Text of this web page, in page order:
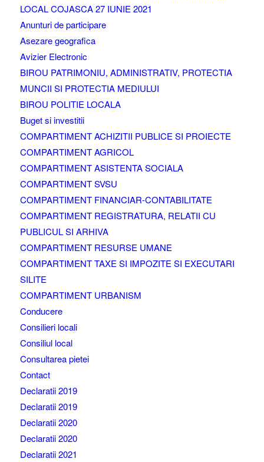
LOCAL COJASCA 27 IUNIE 2021
Anunturi de participare
Asezare geografica
Avizier Electronic
BIROU PATRIMONIU, ADMINISTRATIV, PROTECTIA
MUNCII SI PROTECTIA MEDIULUI
BIROU POLITIE LOCALA
Buget si investitii
COMPARTIMENT ACHIZITII PUBLICE SI PROIECTE
COMPARTIMENT AGRICOL
COMPARTIMENT ASISTENTA SOCIALA
COMPARTIMENT SVSU
COMPARTIMENT FINANCIAR-CONTABILITATE
COMPARTIMENT REGISTRATURA, RELATII CU
PUBLICUL SI ARHIVA
COMPARTIMENT RESURSE UMANE
COMPARTIMENT TAXE SI IMPOZITE SI EXECUTARI
SILITE
COMPARTIMENT URBANISM
Conducere
Consilieri locali
Consiliul local
Consultarea pietei
Contact
Declaratii 2019
Declaratii 2019
Declaratii 2020
Declaratii 2020
Declaratii 2021